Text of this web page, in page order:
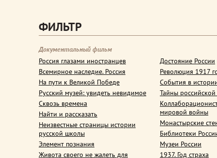
ФИЛЬТР
Документальный фильм
Россия глазами иностранцев
Всемирное наследие. Россия
На пути к Великой Победе
Русский музей: увидеть невидимое
Сквозь времена
Найти и рассказать
Неизвестные страницы истории
русской школы
Элемент познания
Живота своего не жалеть для
Достояние России
Революция 1917
События в
Тайны
мировой войны
Монастырские
Библиотеки
Музеи России
1937. Год страха